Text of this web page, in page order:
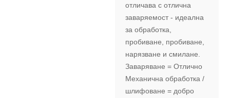
отличава с отлична
заваряемост - идеална
за обработка,
пробиване, пробиване,
нарязване и смилане.
Заваряване = Отлично
Механична обработка /
шлифоване = добро